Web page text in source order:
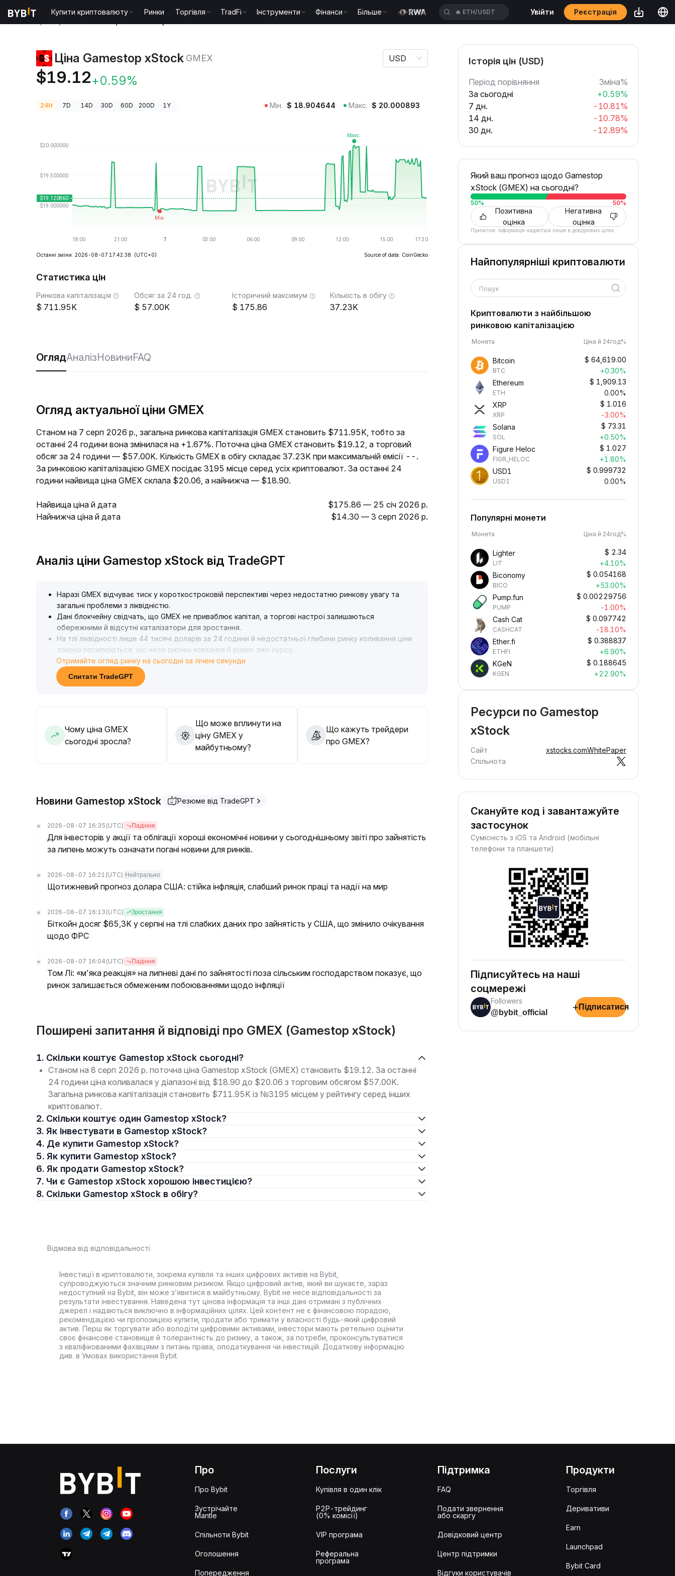
Купити криптовалюту Ринки Торгівля TradFi Інструменти Фінанси Більше 🔥 ACEUSDT Увійти Реєстрація
Ціна Gamestop xStock GMEX
$19.12+0.59%
USD
24H 7D 14D 30D 60D 200D 1Y Мін. $ 18.904644 Макс. $ 20.000893
Останні зміни: 2026-08-07 17:42:38. (UTC+0) Source of data: CoinGecko
Статистика цін
Ринкова капіталізація
711.95K
Обсяг за 24 год.
57.00K
Історичний максимум
175.86
Кількість в обігу
37.23K
ОглядАналізНовиниFAQ
Огляд актуальної ціни GMEX
Станом на 7 серп 2026 р., загальна ринкова капіталізація GMEX становить $711.95K, тобто за
останні 24 години вона змінилася на +1.67%. Поточна ціна GMEX становить $19.12, а торговий
обсяг за 24 години — $57.00K. Кількість GMEX в обігу складає 37.23K при максимальній емісії --.
За ринковою капіталізацією GMEX посідає 3195 місце серед усіх криптовалют. За останні 24
години найвища ціна GMEX склала $20.06, а найнижча — $18.90.
Найвища ціна й дата
$175.86 — 25 січ 2026 р.
Найнижча ціна й дата
$14.30 — 3 серп 2026 р.
Аналіз ціни Gamestop xStock від TradeGPT
Наразі GMEX відчуває тиск у короткостроковій перспективі через недостатню ринкову увагу та
загальні проблеми з ліквідністю.
Дані блокчейну свідчать, що GMEX не приваблює капітал, а торгові настрої залишаються
обережними й відсутні каталізатори для зростання.
На тлі ліквідності лише 44 тисячі доларів за 24 години й недостатньої глибини ринку коливання ціни
токена посилюються, що несе ризики ковзання й різких змін курсу
Рекомендується зайняти вичікувальну позицію у короткостроковій перспективі, уникати
переслідування низьколіквідних активів, і розглядати входження лише після відновлення ліквідності
та ринкової активності
Отримайте огляд ринку на сьогодні за лічені секунди
Спитати TradeGPT
Чому ціна GMEX
сьогодні зросла?
Що може вплинути на
ціну GMEX у
майбутньому?
Що кажуть трейдери
про GMEX?
Новини Gamestop xStock Резюме від TradeGPT
2026-08-07 16:35 (UTC) Падіння
Для інвесторів у акції та облігації хороші економічні новини у сьогоднішньому звіті про зайнятість
за липень можуть означати погані новини для ринків.
2026-08-07 16:21 (UTC) Нейтрально
Щотижневий прогноз долара США: стійка інфляція, слабший ринок праці та надії на мир
2026-08-07 16:13 (UTC) Зростання
Біткойн досяг $65,3K у серпні на тлі слабких даних про зайнятість у США, що змінило очікування
щодо ФРС
2026-08-07 16:04 (UTC) Падіння
Том Лі: «м'яка реакція» на липневі дані по зайнятості поза сільським господарством показує, що
ринок залишається обмеженим побоюваннями щодо інфляції
Поширені запитання й відповіді про GMEX (Gamestop xStock)
1. Скільки коштує Gamestop xStock сьогодні?
Станом на 8 серп 2026 р. поточна ціна Gamestop xStock (GMEX) становить $19.12. За останні
24 години ціна коливалася у діапазоні від $18.90 до $20.06 з торговим обсягом $57.00K.
Загальна ринкова капіталізація становить $711.95K із №3195 місцем у рейтингу серед інших
криптовалют.
2. Скільки коштує один Gamestop xStock?
3. Як інвестувати в Gamestop xStock?
4. Де купити Gamestop xStock?
5. Як купити Gamestop xStock?
6. Як продати Gamestop xStock?
7. Чи є Gamestop xStock хорошою інвестицією?
8. Скільки Gamestop xStock в обігу?
Відмова від відповідальності
Інвестиції в криптовалюти, зокрема купівля та інших цифрових активів на Bybit,
супроводжуються значним ринковим ризиком. Якщо цифровий актив, який ви шукаєте, зараз
недоступний на Bybit, він може з’явитися в майбутньому. Bybit не несе відповідальності за
результати інвестування. Наведена тут цінова інформація та інші дані отримані з публічних
джерел і надаються виключно в інформаційних цілях. Цей контент не є фінансовою порадою,
рекомендацією чи пропозицією купити, продати або тримати у власності будь-який цифровий
актив. Перш як торгувати або володіти цифровими активами, інвестори мають ретельно оцінити
своє фінансове становище й толерантність до ризику, а також, за потреби, проконсультуватися
з кваліфікованими фахівцями з питань права, оподаткування чи інвестицій. Додаткову інформацію
див. в Умовах використання Bybit.
Історія цін (USD)
Період порівняння
Зміна%
За сьогодні
+0.59%
7 дн.
-10.81%
14 дн.
-10.78%
30 дн.
-12.89%
Який ваш прогноз щодо Gamestop
xStock (GMEX) на сьогодні?
50% 50%
Позитивна
оцінка
Негативна
оцінка
Примітка. Інформація надається лише в довідкових цілях.
Найпопулярніші криптовалюти
Пошук
Криптовалюти з найбільшою
ринковою капіталізацією
Монета Ціна й 24год%
Bitcoin
BTC
$ 64,619.00
+0.30%
Ethereum
ETH
$ 1,909.13
0.00%
XRP
XRP
$ 1.016
-3.00%
Solana
SOL
$ 73.31
+0.50%
Figure Heloc
FIGR_HELOC
$ 1.027
+1.80%
USD1
USD1
$ 0.999732
0.00%
Популярні монети
Монета Ціна й 24год%
Lighter
LIT
$ 2.34
+4.10%
Biconomy
BICO
$ 0.054168
+53.00%
Pump.fun
PUMP
$ 0.00229756
-1.00%
Cash Cat
CASHCAT
$ 0.097742
-18.10%
Ether.fi
ETHFI
$ 0.388837
+6.90%
KGeN
KGEN
$ 0.188645
+22.90%
Ресурси по Gamestop
xStock
Сайт xstocks.comWhitePaper
Спільнота
Скануйте код і завантажуйте
застосунок
Сумісність з iOS та Android (мобільні
телефони та планшети)
Підписуйтесь на наші
соцмережі
Followers
@bybit_official
+ Підписатися
Про
Про Bybit
Зустрічайте
Mantle
Спільноти Bybit
Оголошення
Попередження
Послуги
Купівля в один клік
P2P-трейдинг
(0% комісії)
VIP програма
Реферальна
програма
Підтримка
FAQ
Подати звернення
або скаргу
Довідковий центр
Центр підтримки
Відгуки користувачів
Продукти
Торгівля
Деривативи
Earn
Launchpad
Bybit Card